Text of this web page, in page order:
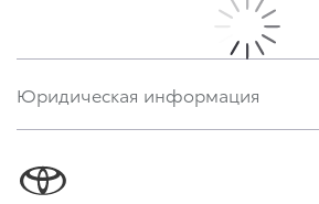
Юридическая информация